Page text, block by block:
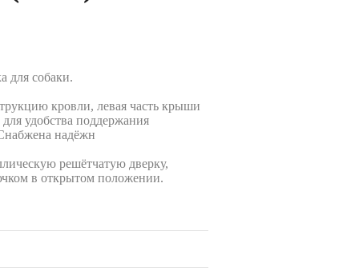
для собаки.
кровли, левая часть крыши
удобства поддержания
надёжн
решётчатую дверку,
в открытом положении.